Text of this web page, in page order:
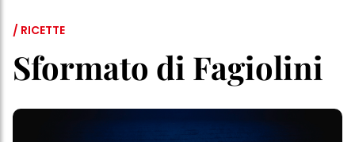
/ RICETTE
Sformato di Fagiolini